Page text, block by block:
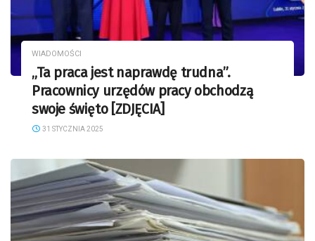
WIADOMOŚCI
„Ta praca jest naprawdę trudna”.
Pracownicy urzędów pracy obchodzą
swoje święto [ZDJĘCIA]
31 STYCZNIA 2025